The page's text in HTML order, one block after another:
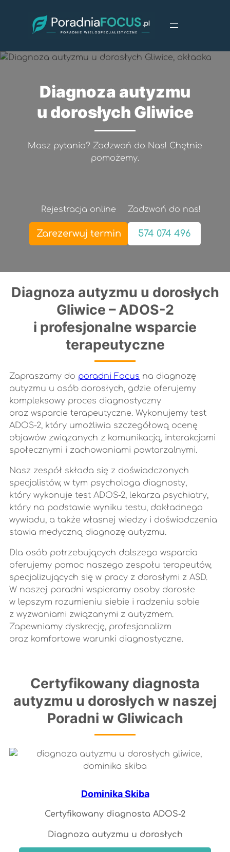
Diagnoza autyzmu
u dorosłych Gliwice
Masz pytania? Zadzwoń do Nas! Chętnie
pomożemy.
Rejestracja online
Zarezerwuj termin
Zadzwoń do nas!
574 074 496
Diagnoza autyzmu u dorosłych
Gliwice – ADOS-2
i profesjonalne wsparcie
terapeutyczne
Zapraszamy do poradni Focus na diagnozę
autyzmu u osób dorosłych, gdzie oferujemy
kompleksowy proces diagnostyczny
oraz wsparcie terapeutyczne. Wykonujemy test
ADOS-2, który umożliwia szczegółową ocenę
objawów związanych z komunikacją, interakcjami
społecznymi i zachowaniami powtarzalnymi.
Nasz zespół składa się z doświadczonych
specjalistów, w tym psychologa diagnosty,
który wykonuje test ADOS-2, lekarza psychiatry,
który na podstawie wyniku testu, dokładnego
wywiadu, a także własnej wiedzy i doświadczenia
stawia medyczną diagnozę autyzmu.
Dla osób potrzebujących dalszego wsparcia
oferujemy pomoc naszego zespołu terapeutów,
specjalizujących się w pracy z dorosłymi z ASD.
W naszej poradni wspieramy osoby dorosłe
w lepszym rozumieniu siebie i radzeniu sobie
z wyzwaniami związanymi z autyzmem.
Zapewniamy dyskrecję, profesjonalizm
oraz komfortowe warunki diagnostyczne.
Certyfikowany diagnosta
autyzmu u dorosłych w naszej
Poradni w Gliwicach
Dominika Skiba
Certyfikowany diagnosta ADOS-2
Diagnoza autyzmu u dorosłych